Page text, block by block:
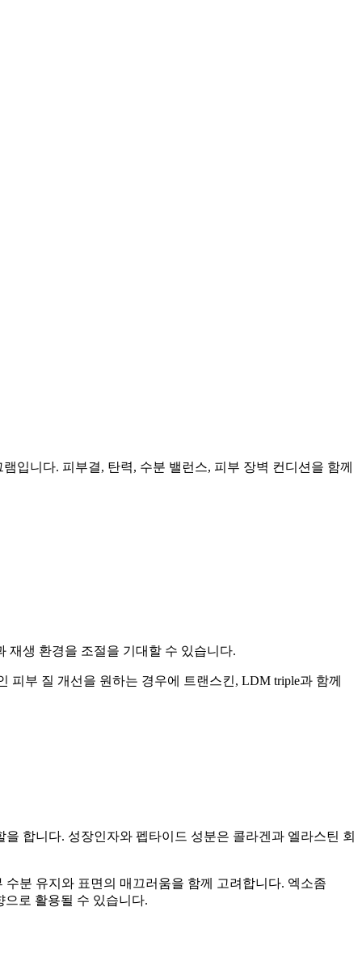
입니다. 피부결, 탄력, 수분 밸런스, 피부 장벽 컨디션을 함께
재생 환경을 조절을 기대할 수 있습니다.
부 질 개선을 원하는 경우에 트랜스킨, LDM triple과 함께
합니다. 성장인자와 펩타이드 성분은 콜라겐과 엘라스틴 회
분 유지와 표면의 매끄러움을 함께 고려합니다. 엑소좀
로 활용될 수 있습니다.